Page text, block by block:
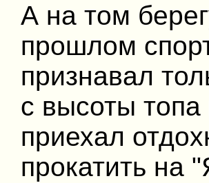
А на том
прошлом
признавал
с высоты топа
приехал
прокатить на